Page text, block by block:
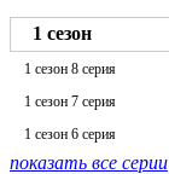
1 сезон
1 сезон 8 серия
1 сезон 7 серия
1 сезон 6 серия
показать все серии